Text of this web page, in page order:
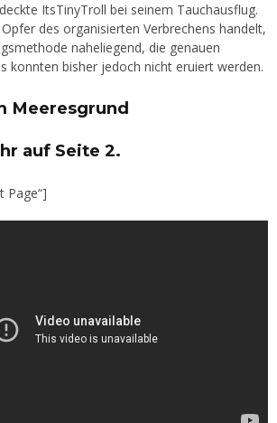
ItsTinyTroll bei seinem Tauchausflug.
des organisierten Verbrechens handelt,
naheliegend, die genauen
konnten bisher jedoch nicht eruiert werden.
Meeresgrund
auf Seite 2.
Page“]